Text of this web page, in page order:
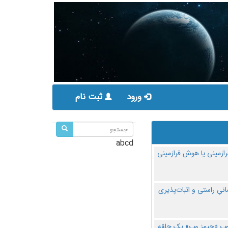
ورود ثبت نام
یا هوش فرازمینی
راستی و اثبات‌پذیری
abcd